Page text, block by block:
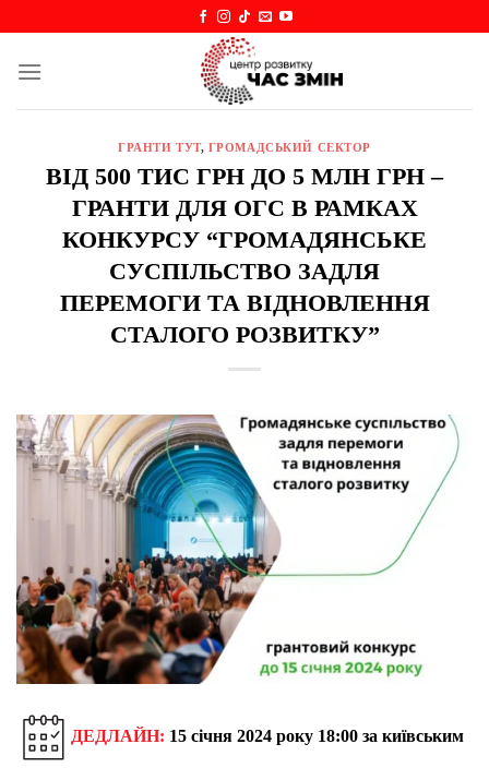
content
ГРАНТИ ТУТ, ГРОМАДСЬКИЙ СЕКТОР
ВІД 500 ТИС ГРН ДО 5 МЛН ГРН –
ГРАНТИ ДЛЯ ОГС В РАМКАХ
КОНКУРСУ “ГРОМАДЯНСЬКЕ
СУСПІЛЬСТВО ЗАДЛЯ
ПЕРЕМОГИ ТА ВІДНОВЛЕННЯ
СТАЛОГО РОЗВИТКУ”
ДЕДЛАЙН: 15 січня 2024 року 18:00 за київським